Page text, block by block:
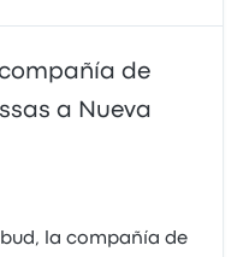
de
a Nueva
la compañía de